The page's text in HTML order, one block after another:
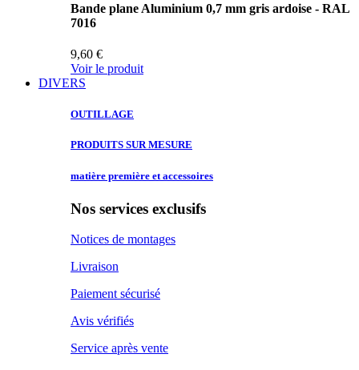
Bande plane Aluminium 0,7 mm gris ardoise - RAL
7016
9,60 €
Voir le produit
DIVERS
OUTILLAGE
PRODUITS SURMESURE
matière première et accessoires
Nos services exclusifs
Notices de montages
Livraison
Paiement sécurisé
Avis vérifiés
Service après vente